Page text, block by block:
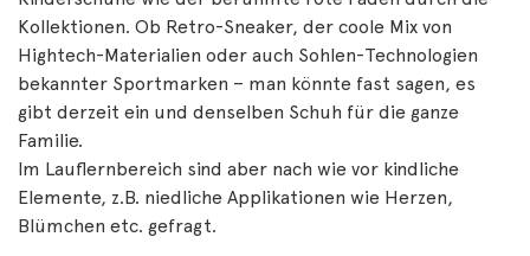
Kollektionen. Ob Retro-Sneaker, der coole Mix von
Hightech-Materialien oder auch Sohlen-Technologien
bekannter Sportmarken – man könnte fast sagen, es
gibt derzeit ein und denselben Schuh für die ganze
Familie.
Im Lauflernbereich sind aber nach wie vor kindliche
Elemente, z.B. niedliche Applikationen wie Herzen,
Blümchen etc. gefragt.